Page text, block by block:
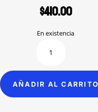
$410.00
En existencia
Odontopediatría
con
AÑADIR AL CARRITO